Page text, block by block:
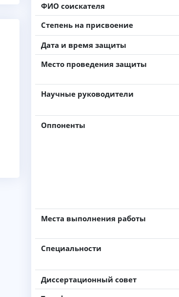
ФИО соискателя
Степень на присвоение
Дата и время защиты
Место проведения защиты
Научные руководители
Оппоненты
Места выполнения работы
Специальности
Диссертационный совет